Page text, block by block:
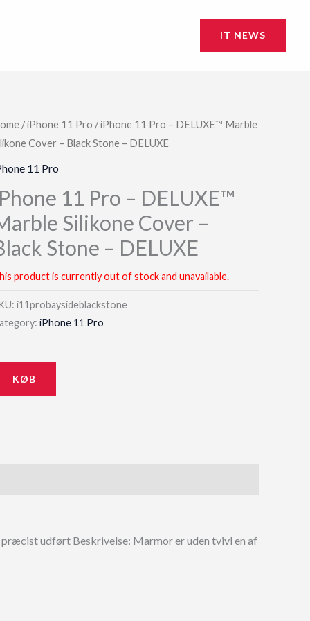
IT NEWS
/iPhone 11 Pro / iPhone 11 Pro – DELUXE™ Marble
Cover – Black Stone – DELUXE
11 Pro
11 Pro – DELUXE™
Silikone Cover –
Stone – DELUXE
product is currently out of stock and unavailable.
i11probaysideblackstone
iPhone 11 Pro
KØB
udført Beskrivelse: Marmor er uden tvivl en af